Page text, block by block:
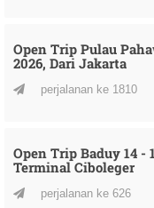
Open Trip Pulau
2026, Dari Jakarta
perjalanan ke 1810
Open Trip Baduy 14 -
Terminal Ciboleger
perjalanan ke 626